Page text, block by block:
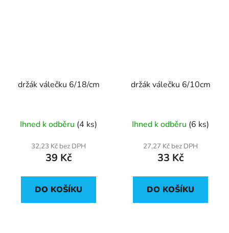
držák válečku 6/18/cm
Ihned k odběru (4 ks)
32,23 Kč bez DPH
39 Kč
DO KOŠÍKU
držák válečku 6/10cm
Ihned k odběru (6 ks)
27,27 Kč bez DPH
33 Kč
DO KOŠÍKU